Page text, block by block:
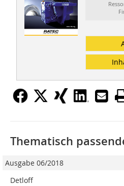
Thematisch
Ausgabe 06/2018
Detloff